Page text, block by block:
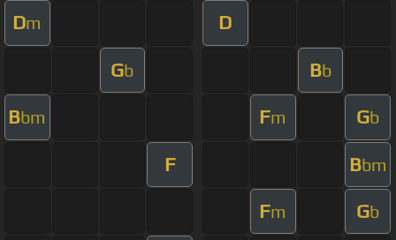
Dm D
Gb Bb
Bbm Fm Gb
F Bbm
Fm Gb